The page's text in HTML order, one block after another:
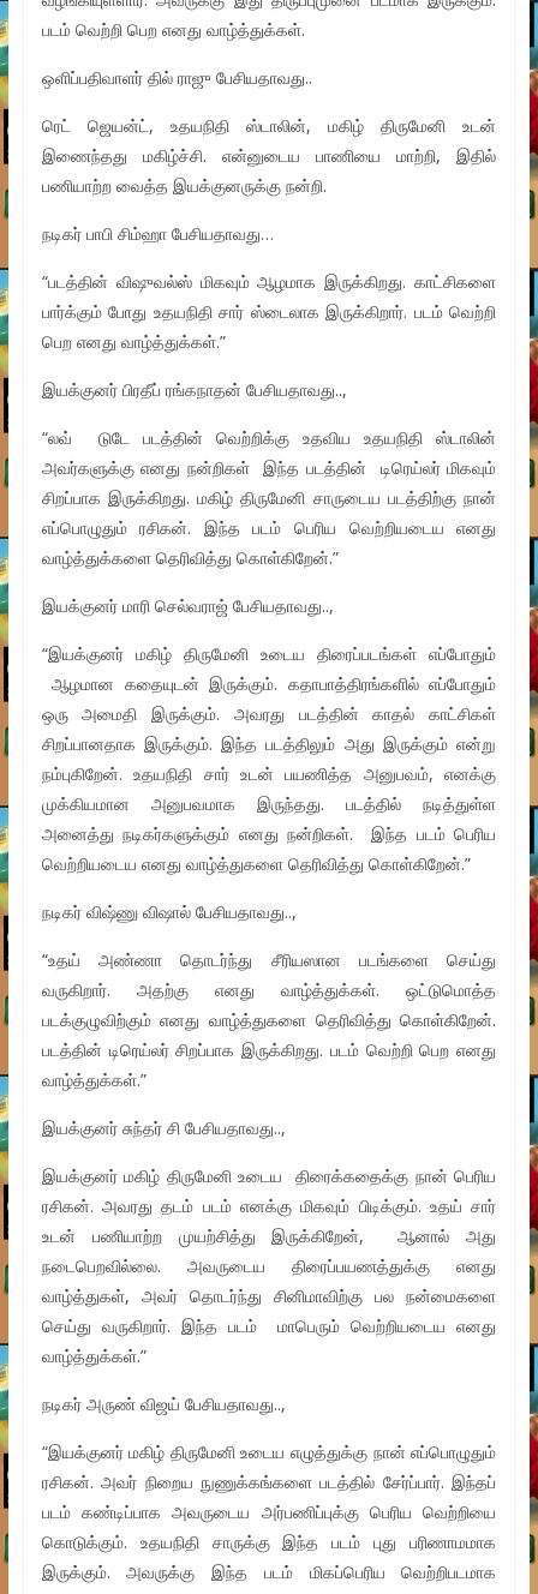
படம் வெற்றி பெற எனது வாழ்த்துக்கள்.
ஒளிப்பதிவாளர் தில் ராஜு பேசியதாவது..
ரெட் ஜெயன்ட், உதயநிதி ஸ்டாலின், மகிழ் திருமேனி உடன்
இணைந்தது மகிழ்ச்சி. என்னுடைய பாணியை மாற்றி, இதில்
பணியாற்ற வைத்த இயக்குனருக்கு நன்றி.
நடிகர் பாபி சிம்ஹா பேசியதாவது…
“படத்தின் விஷுவல்ஸ் மிகவும் ஆழமாக இருக்கிறது. காட்சிகளை
பார்க்கும் போது உதயநிதி சார் ஸ்டைலாக இருக்கிறார். படம் வெற்றி
பெற எனது வாழ்த்துக்கள்.”
இயக்குனர் பிரதீப் ரங்கநாதன் பேசியதாவது..,
“லவ் டுடே படத்தின் வெற்றிக்கு உதவிய உதயநிதி ஸ்டாலின்
அவர்களுக்கு எனது நன்றிகள் இந்த படத்தின் டிரெய்லர் மிகவும்
சிறப்பாக இருக்கிறது. மகிழ் திருமேனி சாருடைய படத்திற்கு நான்
எப்பொழுதும் ரசிகன். இந்த படம் பெரிய வெற்றியடைய எனது
வாழ்த்துக்களை தெரிவித்து கொள்கிறேன்.”
இயக்குனர் மாரி செல்வராஜ் பேசியதாவது..,
“இயக்குனர் மகிழ் திருமேனி உடைய திரைப்படங்கள் எப்போதும்
ஆழமான கதையுடன் இருக்கும். கதாபாத்திரங்களில் எப்போதும்
ஒரு அமைதி இருக்கும். அவரது படத்தின் காதல் காட்சிகள்
சிறப்பானதாக இருக்கும். இந்த படத்திலும் அது இருக்கும் என்று
நம்புகிறேன். உதயநிதி சார் உடன் பயணித்த அனுபவம், எனக்கு
முக்கியமான அனுபவமாக இருந்தது. படத்தில் நடித்துள்ள
அனைத்து நடிகர்களுக்கும் எனது நன்றிகள். இந்த படம் பெரிய
வெற்றியடைய எனது வாழ்த்துகளை தெரிவித்து கொள்கிறேன்.”
நடிகர் விஷ்ணு விஷால் பேசியதாவது..,
“உதய் அண்ணா தொடர்ந்து சீரியஸான படங்களை செய்து
வருகிறார். அதற்கு எனது வாழ்த்துக்கள். ஒட்டுமொத்த
படக்குழுவிற்கும் எனது வாழ்த்துகளை தெரிவித்து கொள்கிறேன்.
படத்தின் டிரெய்லர் சிறப்பாக இருக்கிறது. படம் வெற்றி பெற எனது
வாழ்த்துக்கள்.”
இயக்குனர் சுந்தர் சி பேசியதாவது..,
இயக்குனர் மகிழ் திருமேனி உடைய திரைக்கதைக்கு நான் பெரிய
ரசிகன். அவரது தடம் படம் எனக்கு மிகவும் பிடிக்கும். உதய் சார்
உடன் பணியாற்ற முயற்சித்து இருக்கிறேன், ஆனால் அது
நடைபெறவில்லை. அவருடைய திரைப்பயணத்துக்கு எனது
வாழ்த்துகள், அவர் தொடர்ந்து சினிமாவிற்கு பல நன்மைகளை
செய்து வருகிறார். இந்த படம் மாபெரும் வெற்றியடைய எனது
வாழ்த்துக்கள்.”
நடிகர் அருண் விஜய் பேசியதாவது..,
“இயக்குனர் மகிழ் திருமேனி உடைய எழுத்துக்கு நான் எப்பொழுதும்
ரசிகன். அவர் நிறைய நுணுக்கங்களை படத்தில் சேர்ப்பார். இந்தப்
படம் கண்டிப்பாக அவருடைய அர்பணிப்புக்கு பெரிய வெற்றியை
கொடுக்கும். உதயநிதி சாருக்கு இந்த படம் புது பரிணாமமாக
இருக்கும். அவருக்கு இந்த படம் மிகப்பெரிய வெற்றிபடமாக